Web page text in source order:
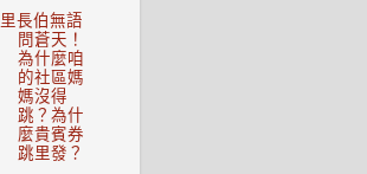
里長伯無語
問蒼天！
為什麼咱
的社區媽
媽沒得
跳？為什
麼貴賓券
跳里發？